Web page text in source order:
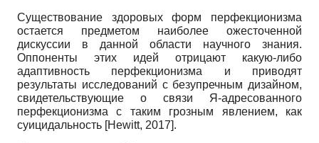
Существование здоровых форм перфекционизма
остается предметом наиболее ожесточенной
дискуссии в данной области научного знания.
Оппоненты этих идей отрицают какую-либо
адаптивность перфекцио­низма и приводят
результаты исследований с безупречным дизайном,
свидетельствующие о связи Я-адресованного
перфекционизма с таким грозным явлением, как
суицидальность [Hewitt, 2017].